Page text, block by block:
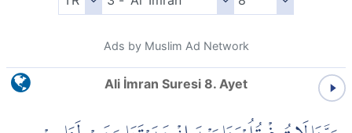
Ads by Muslim Ad Network
Ali İmran Suresi 8. Ayet